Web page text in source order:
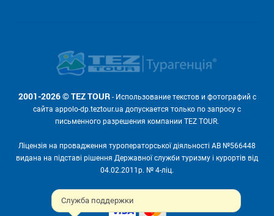
Служба поддержки
2001-2026 © TEZ TOUR- Использование текстов и фотографий с
сайта appolo-dp.teztour.ua допускается только по запросу с
письменного разрешения компании TEZ TOUR.
Ліцензія на провадження туроператорської діяльності АВ №566448
видана на підставі рішення Державної служби туризму і курортів від
04.02.2011р. № 4-ліц.
Мы принимаем: